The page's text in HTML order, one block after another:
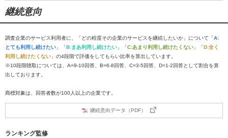
継続意向
調査企業のサービス利用者に、「どの程度その企業のサービスを継続したいか」について「A:
とても利用し続けたい 」「B:まあ利用し続けたい 」「C:あまり利用し続けたくない 」「D:全く
利用し続けたくない 」の4段階で評価をしてもらい比率を算出しています。
※10段階聴取については、A=9-10回答、B=6-8回答、C=3-5回答、D=1-2回答として割合を算
出しております。
商標対象は、回答者数が100人以上の企業です。
継続意向データ（PDF）
ランキング監修